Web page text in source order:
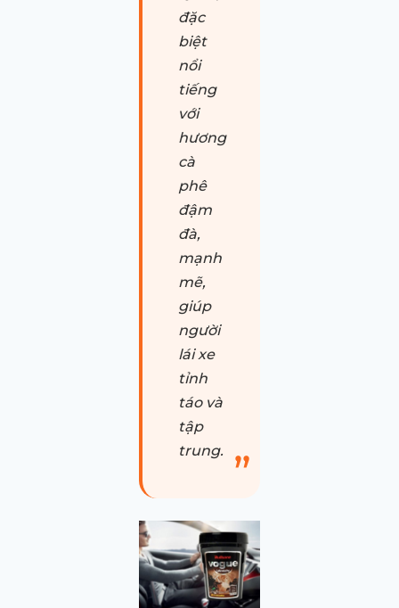
đặc
biệt
nổi
tiếng
với
hương
cà
phê
đậm
đà,
mạnh
mẽ,
giúp
người
lái xe
tỉnh
táo và
tập
trung.